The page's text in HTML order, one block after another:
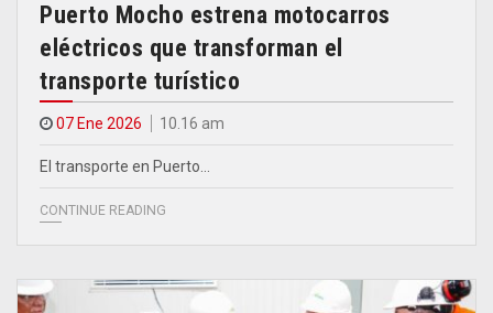
Puerto Mocho estrena motocarros
eléctricos que transforman el
transporte turístico
07 Ene 2026 10.16 am
El transporte en Puerto…
CONTINUE READING